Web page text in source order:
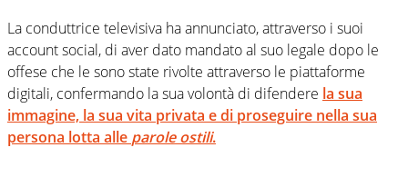
La conduttrice televisiva ha annunciato, attraverso i suoi
account social, di aver dato mandato al suo legale dopo le
offese che le sono state rivolte attraverso le piattaforme
digitali, confermando la sua volontà di difendere la sua
immagine, la sua vita privata e di proseguire nella sua
persona lotta alle parole ostili.